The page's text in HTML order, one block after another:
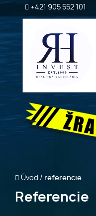
+421 905 552 101
Úvod / referencie
Referencie